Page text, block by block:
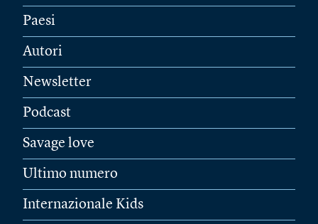
Paesi
Autori
Newsletter
Podcast
Savage love
Ultimo numero
Internazionale Kids